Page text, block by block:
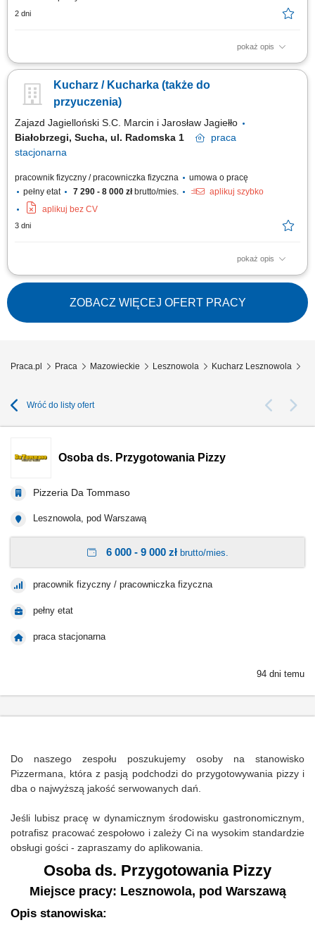
2 dni
pokaż opis
Twoje główne zadania: przygotowywanie potraw zgodnie z recepturą i
zespołem Restauracji; utrzymywanie optymalnego poziomu produkcji dań
i współpraca przy zamawianiu produktów; dbanie o prawidłowe
Kucharz / Kucharka (także do
przyuczenia)
Zajazd Jagielloński S.C. Marcin i Jarosław Jagiełło
Białobrzegi, Sucha, ul. Radomska 1
praca
stacjonarna
pracownik fizyczny / pracowniczka fizyczna
umowa o pracę
pełny etat
7 290 - 8 000 złbrutto/mies.
aplikuj szybko
aplikuj bez CV
3 dni
pokaż opis
Opis stanowiska Aktywny udział w codziennym przygotowywaniu potraw
zgodnie z ustalonym menu lokalu. Dbanie o właściwe magazynowanie
surowców oraz estetyczne serwowanie dań. Wsparcie w bieżących
pracach na zapleczu kuchennym oraz dbanie o porządek na stanowisku.
Przestrzeganie procedur...
ZOBACZ WIĘCEJ OFERT PRACY
Praca.pl Praca Mazowieckie Lesznowola Kucharz Lesznowola
Wróć do listy ofert
Osoba ds. Przygotowania Pizzy
Pizzeria Da Tommaso
Lesznowola, pod Warszawą
6 000 - 9 000 złbrutto/mies.
pracownik fizyczny / pracowniczka fizyczna
pełny etat
praca stacjonarna
94 dni temu
Do naszego zespołu poszukujemy osoby na stanowisko
Pizzermana, która z pasją podchodzi do przygotowywania pizzy i
dba o najwyższą jakość serwowanych dań.
Jeśli lubisz pracę w dynamicznym środowisku gastronomicznym,
potrafisz pracować zespołowo i zależy Ci na wysokim standardzie
obsługi gości - zapraszamy do aplikowania.
Osoba ds. Przygotowania Pizzy
Miejsce pracy: Lesznowola, pod Warszawą
Opis stanowiska: